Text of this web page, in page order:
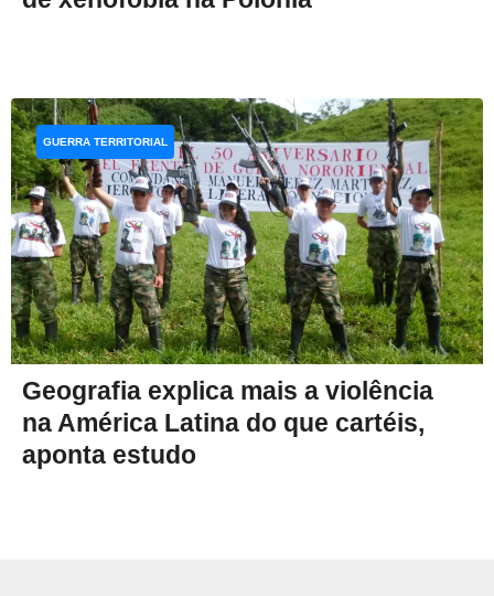
Geografia explica mais a violência
na América Latina do que cartéis,
aponta estudo
GUERRA TERRITORIAL